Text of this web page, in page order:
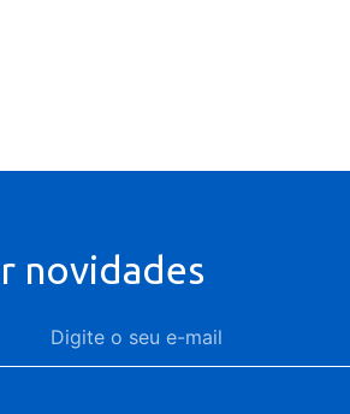
novidades